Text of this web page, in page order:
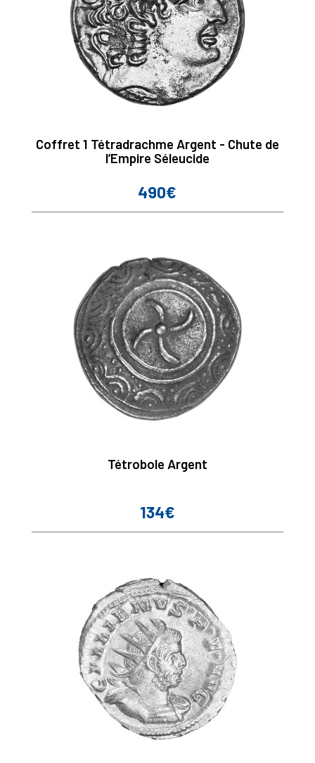
Coffret 1 Tétradrachme Argent - Chute de
l’Empire Séleucide
Prix
490€
Tétrobole Argent
Prix
134€